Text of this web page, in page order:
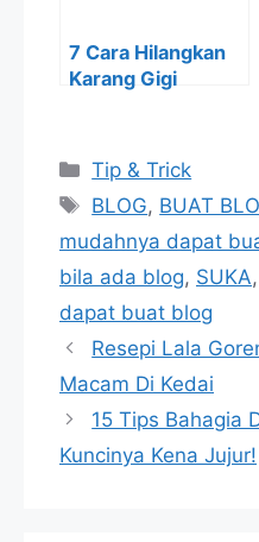
7 Cara Hilangkan
Karang Gigi
Categories
Tip & Trick
Tags
BLOG, BUAT
mudahnya dapat
bila ada blog, SUKA,
dapat buat blog
Resepi Lala
Macam Di Kedai
15 Tips Bahagia
Kuncinya Kena Jujur!